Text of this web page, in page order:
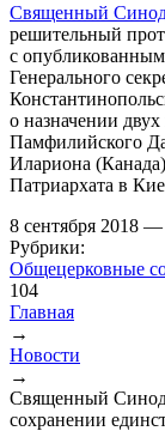
Священный Синод
решительный
с
Генерального
о назначении
Памфилийского
Илариона
Патриархата в
8 сентября 2018 —
Рубрики:
Общецерковные
104
Вы здесь
Главная
→
Новости
→
Священный Синод
сохранении